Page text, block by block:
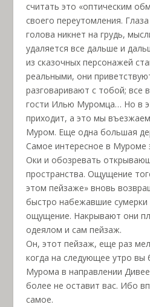
считать это «оптическим
своего переутомления.
голова никнет на грудь,
удаляется все дальше и
из сказочных персонажей
реальными, они
разговаривают с тобой; все
гости Илью Муромца… Но в
приходит, а это мы
Муром. Еще одна большая
Самое интересное в Муроме
Оки и обозревать
пространства. Ощущение
этом пейзаже» вновь
быстро набежавшие сумерки
ощущение. Накрывают они
одеялом и сам пейзаж.
Он, этот пейзаж, еще раз
когда на следующее утро вы
Мурома в направлении
более не оставит вас. Ибо
самое.